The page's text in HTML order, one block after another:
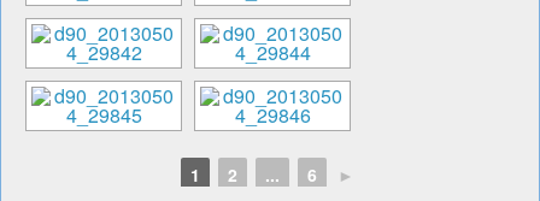
1 2 ... 6 ►